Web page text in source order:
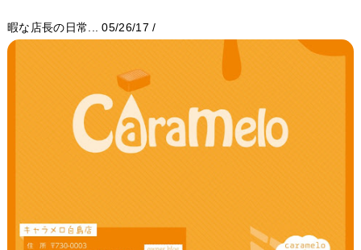
暇な店長の日常... 05/26/17 /